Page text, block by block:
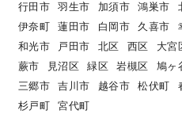
行田市
羽生市 加須市 鴻巣市
伊奈町
蓮田市 白岡市 久喜市
和光市
戸田市 北区 西区 大宮
蕨市
見沼区 緑区 岩槻区 鳩ヶ
三郷市
吉川市 越谷市 松伏町
杉戸町
宮代町